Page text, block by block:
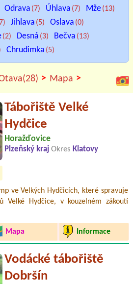
Odrava (7) Úhlava (7) Mže(13)
Jihlava (5) Oslava (0)
(2) Desná (3) Bečva (13)
Chrudimka (5)
> Mapa >
Tábořiště Velké
Hydčice
Horažďovice
Plzeňský kraj Okres Klatovy
ve Velkých Hydčicích, které spravuje
Velké Hydčice, v kouzelném zákoutí
Mapa Informace
Vodácké tábořiště
Dobršín